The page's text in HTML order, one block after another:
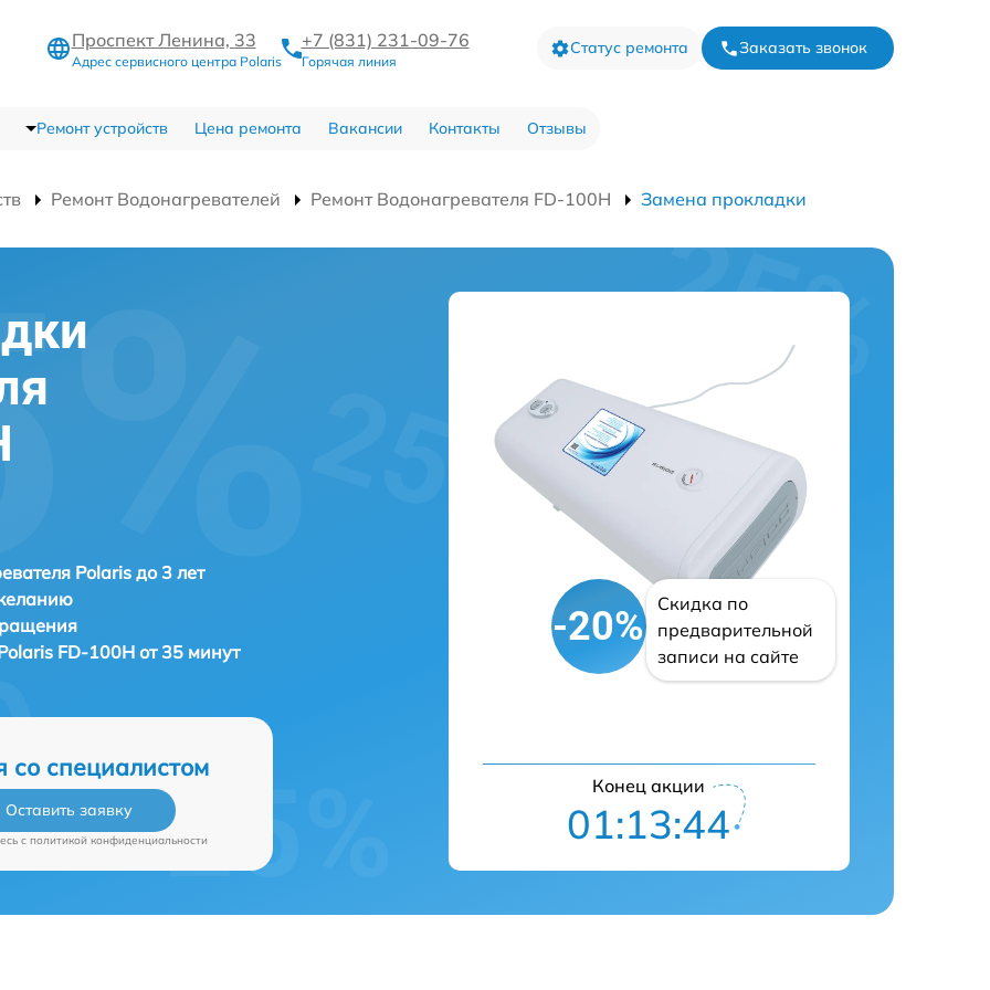
Проспект Ленина, 33
Адрес сервисного центра Polaris
+7 (831) 231-09-76
Горячая линия
Статус ремонта Заказать звонок
Ремонт устройств Цена ремонта Вакансии Контакты Отзывы
Ремонт Водонагревателей Ремонт Водонагревателя FD-100H Замена прокладки
Polaris до 3 лет
FD-100H от 35 минут
со специалистом
Оставить заявку
c политикой конфиденциальности
-20%
Скидка по
предварительной
записи на сайте
Конец акции
01:13:43